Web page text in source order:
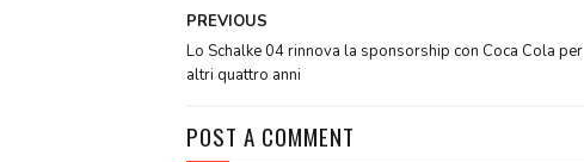
PREVIOUS
Lo Schalke 04 rinnova la sponsorship con Coca Cola per
altri quattro anni
POST A COMMENT